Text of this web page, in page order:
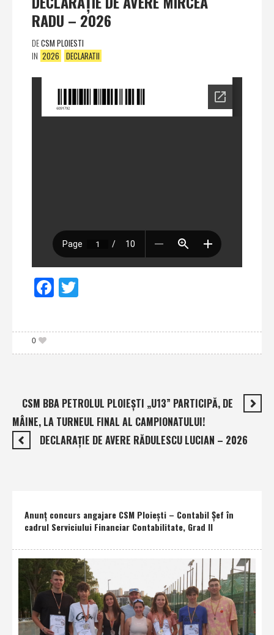
RADU – 2026
DECSM PLOIESTI
IN 2026 DECLARATII
Facebook
0
CSM BBA PETROLUL PLOIEŞTI „U13” PARTICIPĂ, DE
MÂINE, LA TURNEUL FINAL AL CAMPIONATULUI!
DECLARAŢIE DE AVERE RĂDULESCU LUCIAN – 2026
Anunţ concurs angajare CSM Ploieşti – Contabil Şef în
cadrul Serviciului Financiar Contabilitate, Grad II